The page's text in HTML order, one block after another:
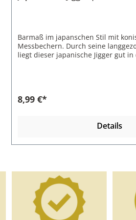
Barmaß im japanschen Stil mit
Messbechern. Durch seine
liegt dieser japanische Jigger gut in
Jiggers:Volumen: 20 ml und 40
8,99 €*
Details